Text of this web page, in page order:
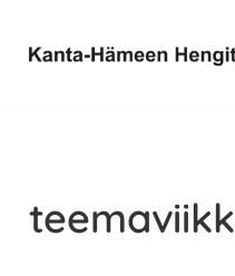
pääsisältöön
alatunnisteeseen
Hengitys
ry
erityisesti
jos